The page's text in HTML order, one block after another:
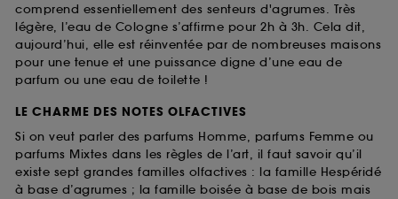
comprend essentiellement des senteurs d'agrumes. Très
légère, l’eau de Cologne s’affirme pour 2h à 3h. Cela dit,
aujourd’hui, elle est réinventée par de nombreuses maisons
pour une tenue et une puissance digne d’une eau de
parfum ou une eau de toilette !
LE CHARME DES NOTES OLFACTIVES
Si on veut parler des parfums Homme, parfums Femme ou
parfums Mixtes dans les règles de l’art, il faut savoir qu’il
existe sept grandes familles olfactives : la famille Hespéridé
à base d’agrumes ; la famille boisée à base de bois mais